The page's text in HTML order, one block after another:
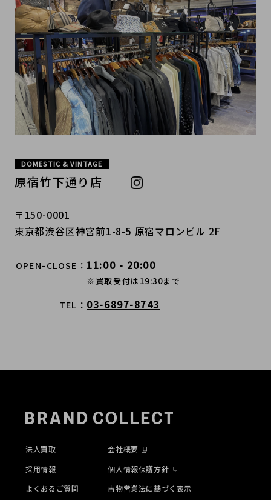
DOMESTIC & VINTAGE
原宿竹下通り店
〒150-0001
東京都渋谷区神宮前1-8-5 原宿マロンビル 2F
OPEN-CLOSE 11:00 - 20:00
※買取受付は19:30まで
TEL 03-6897-8743
法人買取
採用情報
よくあるご質問
会社概要
個人情報保護方針
古物営業法に基づく表示